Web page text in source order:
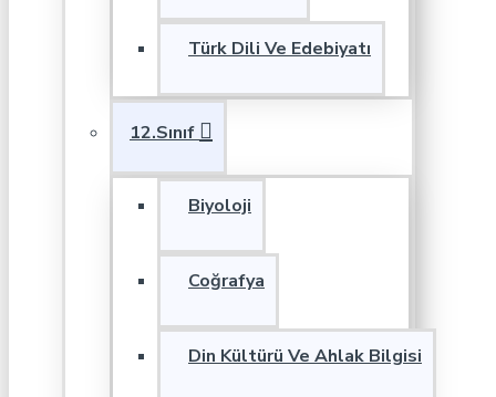
Türk Dili Ve Edebiyatı
12.Sınıf
Biyoloji
Coğrafya
Din Kültürü Ve Ahlak Bilgisi